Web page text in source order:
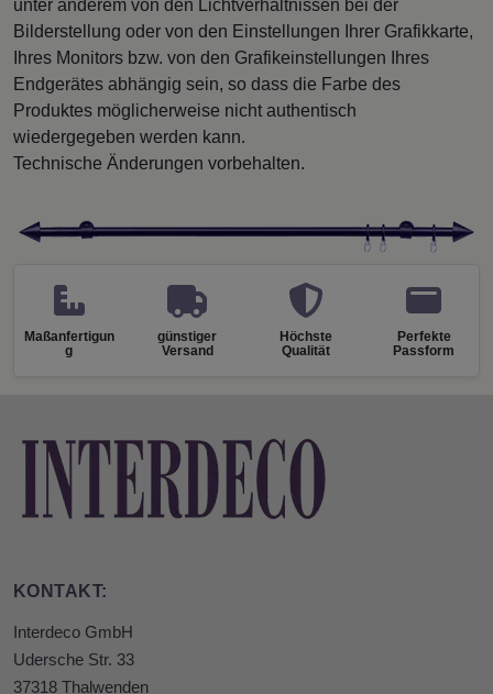
unter anderem von den Lichtverhältnissen bei der
Bilderstellung oder von den Einstellungen Ihrer Grafikkarte,
Ihres Monitors bzw. von den Grafikeinstellungen Ihres
Endgerätes abhängig sein, so dass die Farbe des
Produktes möglicherweise nicht authentisch
wiedergegeben werden kann.
Technische Änderungen vorbehalten.
Maßanfertigun
g
günstiger
Versand
Höchste
Qualität
Perfekte
Passform
KONTAKT:
Interdeco GmbH
Udersche Str. 33
37318 Thalwenden